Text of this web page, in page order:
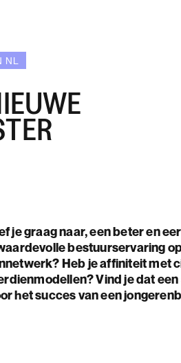
NL
je graag naar, een beter en
bestuurservaring
Heb je affiniteit met
Vind je dat
het succes van een